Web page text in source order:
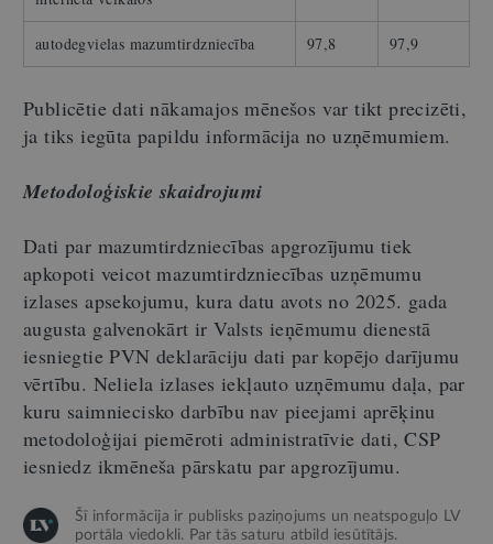
autodegvielas mazumtirdzniecība 97,8 97,9
Publicētie dati nākamajos mēnešos var tikt precizēti,
ja tiks iegūta papildu informācija no uzņēmumiem.
Metodoloģiskie skaidrojumi
Dati par mazumtirdzniecības apgrozījumu tiek
apkopoti veicot mazumtirdzniecības uzņēmumu
izlases apsekojumu, kura datu avots no 2025. gada
augusta galvenokārt ir Valsts ieņēmumu dienestā
iesniegtie PVN deklarāciju dati par kopējo darījumu
vērtību. Neliela izlases iekļauto uzņēmumu daļa, par
kuru saimniecisko darbību nav pieejami aprēķinu
metodoloģijai piemēroti administratīvie dati, CSP
iesniedz ikmēneša pārskatu par apgrozījumu.
Šī informācija ir publisks paziņojums un neatspoguļo LV
portāla viedokli. Par tās saturu atbild iesūtītājs.